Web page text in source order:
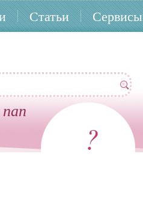
Статьи Сервисы
?